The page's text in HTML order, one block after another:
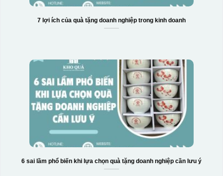
Ưu, nhược điểm của in Decal trượt nước
trên gốm sứ
Ưu điểm
Nhược điểm
Độ bám dính lên bề
mặt vật liệu rất tốt,
không phai theo thời
7 lợi ích của quà tặng doanh nghiệp trong kinh doanh
6 sai lầm phổ biến khi lựa chọn quà tặng doanh nghiệp cần lưu ý